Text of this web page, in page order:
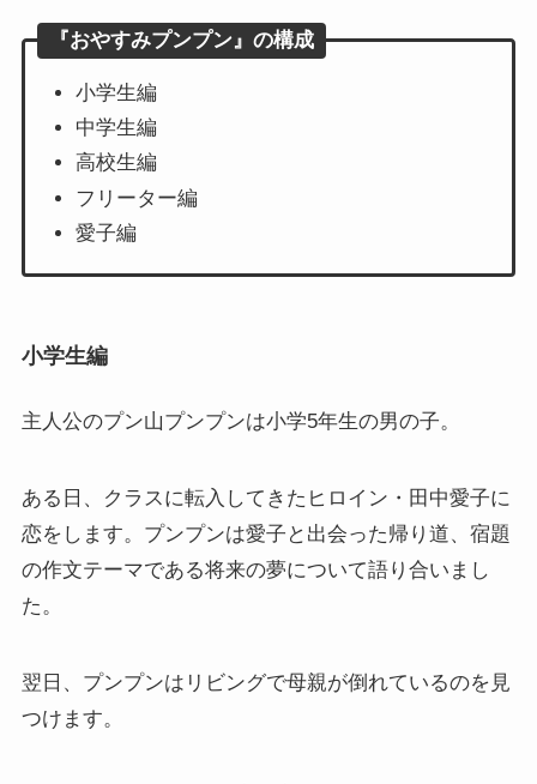
『おやすみプンプン』の構成
小学生編
中学生編
高校生編
フリーター編
愛子編
小学生編
主人公のプン山プンプンは小学5年生の男の子。
ある日、クラスに転入してきたヒロイン・田中愛子に
恋をします。プンプンは愛子と出会った帰り道、宿題
の作文テーマである将来の夢について語り合いまし
た。
翌日、プンプンはリビングで母親が倒れているのを見
つけます。